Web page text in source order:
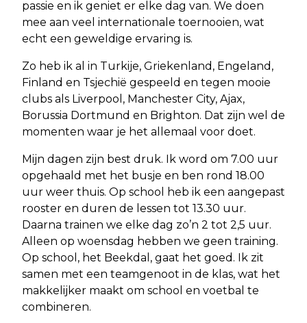
passie en ik geniet er elke dag van. We doen
mee aan veel internationale toernooien, wat
echt een geweldige ervaring is.
Zo heb ik al in Turkije, Griekenland, Engeland,
Finland en Tsjechië gespeeld en tegen mooie
clubs als Liverpool, Manchester City, Ajax,
Borussia Dortmund en Brighton. Dat zijn wel de
momenten waar je het allemaal voor doet.
Mijn dagen zijn best druk. Ik word om 7.00 uur
opgehaald met het busje en ben rond 18.00
uur weer thuis. Op school heb ik een aangepast
rooster en duren de lessen tot 13.30 uur.
Daarna trainen we elke dag zo’n 2 tot 2,5 uur.
Alleen op woensdag hebben we geen training.
Op school, het Beekdal, gaat het goed. Ik zit
samen met een teamgenoot in de klas, wat het
makkelijker maakt om school en voetbal te
combineren.